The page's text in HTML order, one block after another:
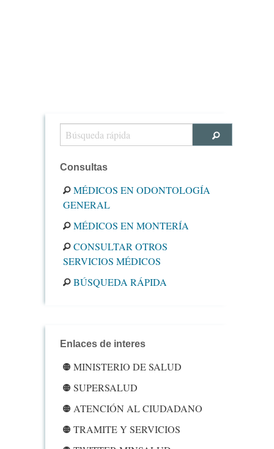
Consultas
MÉDICOS EN ODONTOLOGÍA
GENERAL
MÉDICOS EN MONTERÍA
CONSULTAR OTROS
SERVICIOS MÉDICOS
BÚSQUEDA RÁPIDA
Enlaces de interes
MINISTERIO DE SALUD
SUPERSALUD
ATENCIÓN AL CIUDADANO
TRAMITE Y SERVICIOS